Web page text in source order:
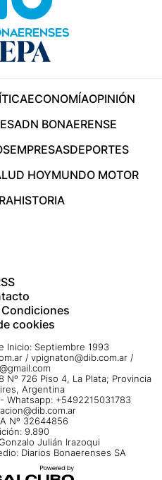
ECONOMÍAOPINIÓN
ADN BONAERENSE
EMPRESASDEPORTES
HOYMUNDO MOTOR
HISTORIA
cookies
Inicio: Septiembre 1993
/ vpignaton@dib.com.ar /
Nº 726 Piso 4, La Plata; Provincia
Argentina
Whatsapp: +5492215031783
Nº 32644856
9.890
Julián Irazoqui
Diarios Bonaerenses SA